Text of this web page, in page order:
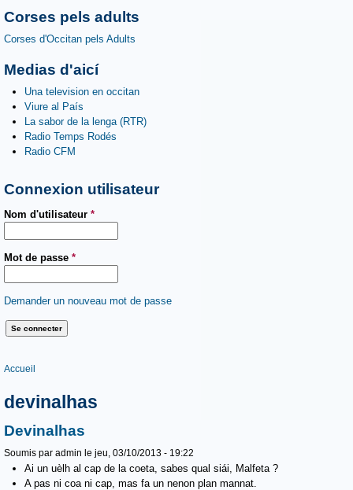
Corses pels adults
Corses d'Occitan pels Adults
Medias d'aicí
Una television en occitan
Viure al País
La sabor de la lenga (RTR)
Radio Temps Rodés
Radio CFM
Connexion utilisateur
Nom d'utilisateur *
Mot de passe *
Demander un nouveau mot de passe
Vous êtes ici
Accueil
devinalhas
Devinalhas
Soumis par admin le jeu, 03/10/2013 - 19:22
Ai un uèlh al cap de la coeta, sabes qual siái, Malfeta ?
A pas ni coa ni cap, mas fa un nenon plan mannat.